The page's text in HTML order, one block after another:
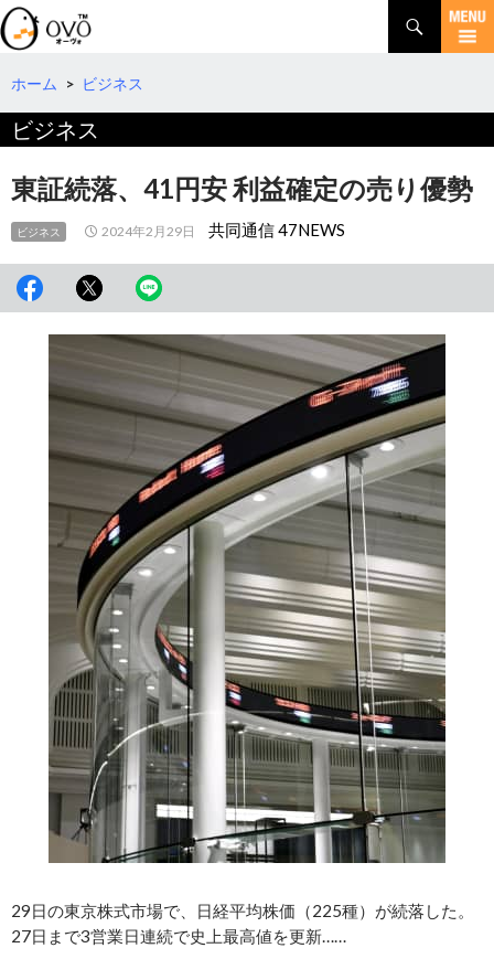
検
索
コ
テ
へ
移
動
ホーム > ビジネス
ビジネス
東証続落、41円安 利益確定の売り優勢
ビジネス 2024年2月29日 共同通信 47NEWS
29日の東京株式市場で、日経平均株価（225種）が続落した。
27日まで3営業日連続で史上最高値を更新……